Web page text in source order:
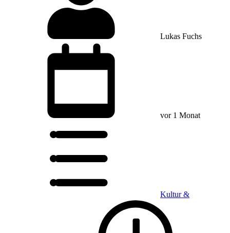
Lukas Fuchs
vor 1 Monat
Kultur &